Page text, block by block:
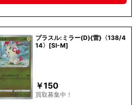
プラスル:ミラー(D){雷}〈138/4
14〉[SI-M]
￥150
買取募集中！